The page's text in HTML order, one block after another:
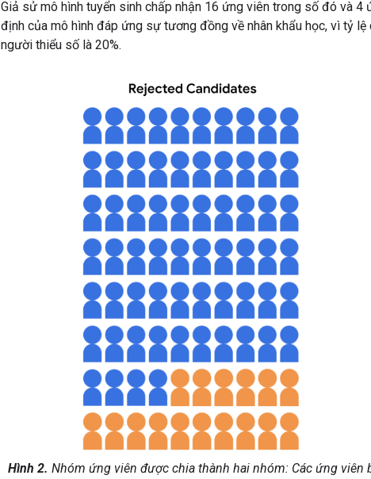
Giả sử mô hình tuyển sinh chấp nhận 16 ứng viên trong số đó và 4
định của mô hình đáp ứng sự tương đồng về nhân khẩu học, vì tỷ
người thiểu số là 20%.
Hình 2. Nhóm ứng viên được chia thành hai nhóm: Các ứng viên